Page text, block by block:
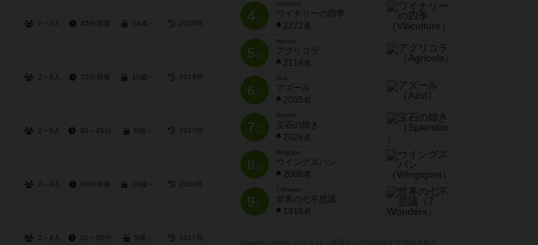
2～4人 45分前後 14歳～ 2018年
2～4人 20分前後 10歳～ 2014年
2～5人 30～45分 8歳～ 2017年
2～4人 30分前後 10歳～ 2014年
2～4人 10～20分 5歳～ 2017年
4位
Viticulture
ワイナリーの四季
2272名
5位
Agricola
アグリコラ
2119名
6位
Azul
アズール
2035名
7位
宝石の煌き
2028名
8位
Wingspan
ウイングスパン
2006名
9位
7 Wonders
世界の七不思議
1919名